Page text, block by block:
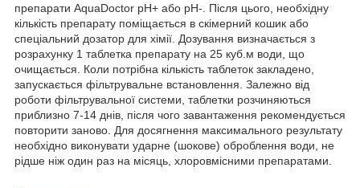
препарати AquaDoctor pH+ або pH-. Після цього, необхідну
кількість препарату поміщається в скімерний кошик або
спеціальний дозатор для хімії. Дозування визначається з
розрахунку 1 таблетка препарату на 25 куб.м води, що
очищається. Коли потрібна кількість таблеток закладено,
запускається фільтрувальне встановлення. Залежно від
роботи фільтрувальної системи, таблетки розчиняються
приблизно 7-14 днів, після чого завантаження рекомендується
повторити заново. Для досягнення максимального результату
необхідно виконувати ударне (шокове) оброблення води, не
рідше ніж один раз на місяць, хлоровмісними препаратами.